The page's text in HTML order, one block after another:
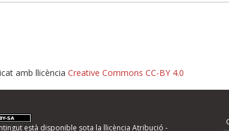
d'errors
amb llicència Creative Commons CC-BY 4.0
està disponible sota la llicència Atribució -